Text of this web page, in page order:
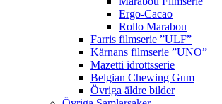
Ergo-Cacao
Rollo Marabou
Farris filmserie ”ULF”
Kärnans filmserie ”UNO”
Mazetti idrottsserie
Belgian Chewing Gum
Övriga äldre bilder